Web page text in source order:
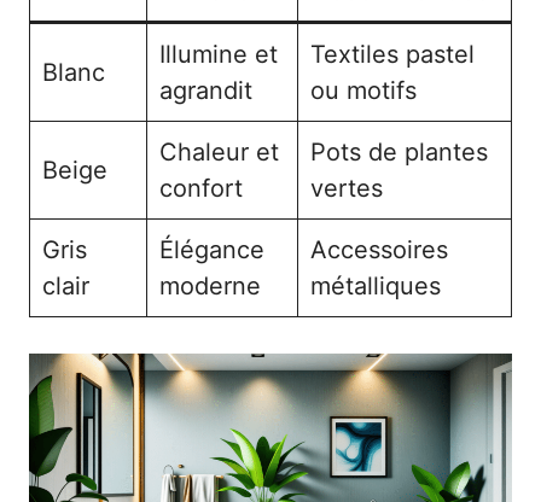
Blanc
Illumine et
agrandit
Textiles pastel
ou motifs
Beige
Chaleur et
confort
Pots de plantes
vertes
Gris
clair
Élégance
moderne
Accessoires
métalliques